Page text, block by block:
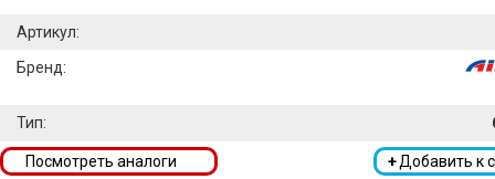
Артикул:
Бренд:
Тип:
+Добавить к
Посмотреть аналоги